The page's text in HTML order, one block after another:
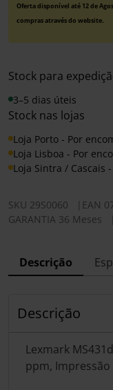
Oferta disponível até 12 de
compras através do website.
Stock para
3–5 dias úteis
Stock nas lojas
Loja Porto - Por
Loja Lisboa - Por
Loja Sintra / Cascais
SKU 29S0060 EAN
GARANTIA 36 Meses
Descrição
Descrição
Lexmark
ppm,